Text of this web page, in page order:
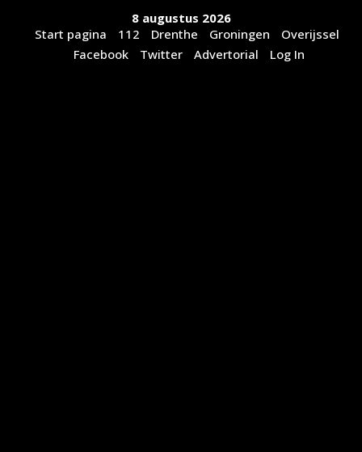
8 augustus 2026
Start pagina
112 Drenthe Groningen
Overijssel
Facebook
Twitter Advertorial Log In